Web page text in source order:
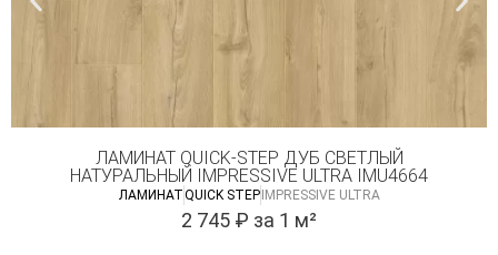
ЛАМИНАТ QUICK-STEP ДУБ СВЕТЛЫЙ
НАТУРАЛЬНЫЙ IMPRESSIVE ULTRA IMU4664
ЛАМИНАТQUICK STEP IMPRESSIVE ULTRA
2 745 ₽ за 1 м²